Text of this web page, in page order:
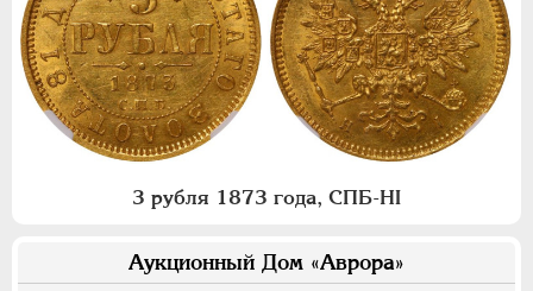
3 рубля 1873 года, СПБ-НI
Аукционный Дом «Аврора»